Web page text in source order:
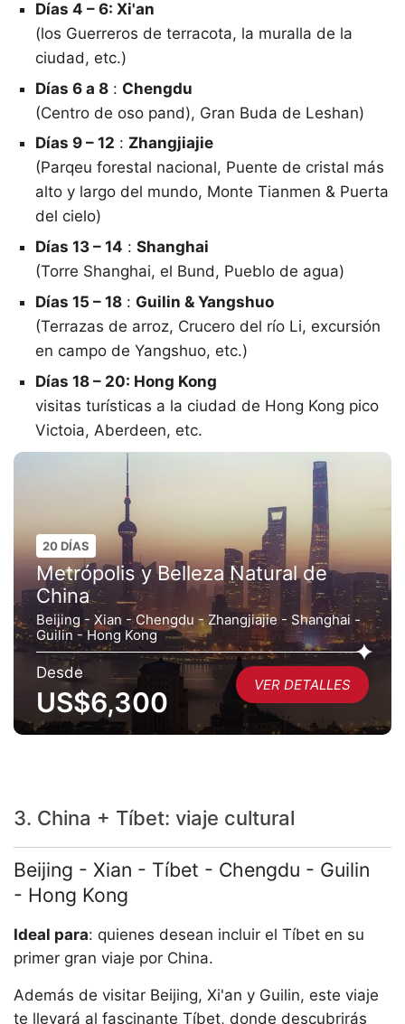
Días 4 – 6: Xi'an
(los Guerreros de terracota, la muralla de la
ciudad, etc.)
Días 6 a 8: Chengdu
(Centro de oso pand), Gran Buda de Leshan)
Días 9 – 12 : Zhangjiajie
(Parqeu forestal nacional, Puente de cristal más
alto y largo del mundo, Monte Tianmen & Puerta
del cielo)
Días 13 – 14 : Shanghai
(Torre Shanghai, el Bund, Pueblo de agua)
Días 15 – 18: Guilin & Yangshuo
(Terrazas de arroz, Crucero del río Li, excursión
en campo de Yangshuo, etc.)
Días 18 – 20: Hong Kong
visitas turísticas a la ciudad de Hong Kong pico
Victoia, Aberdeen, etc.
20 DÍAS
Metrópolis y Belleza Natural de
China
Beijing - Xian - Chengdu - Zhangjiajie - Shanghai -
Guilin - Hong Kong
Desde
US$6,300
VER DETALLES
3. China + Tíbet: viaje cultural
Beijing - Xian - Tíbet - Chengdu - Guilin
- Hong Kong
Ideal para: quienes desean incluir el Tíbet en su
primer gran viaje por China.
Además de visitar Beijing, Xi'an y Guilin, este viaje
te llevará al fascinante Tíbet, donde descubrirás